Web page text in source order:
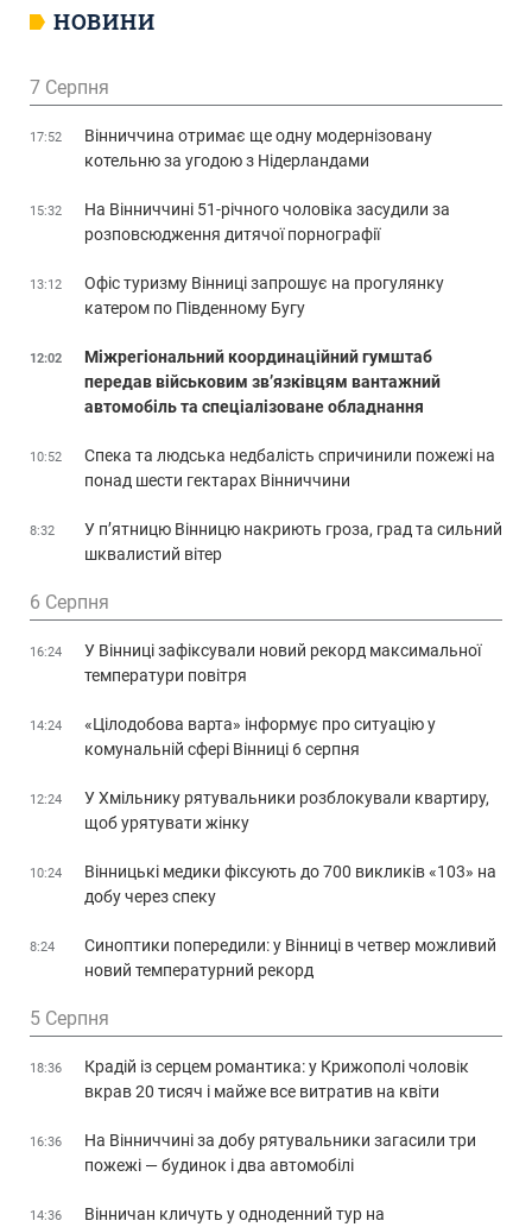
НОВИНИ
7 Серпня
17:52
Вінниччина отримає ще одну модернізовану
котельню за угодою з Нідерландами
15:32
На Вінниччині 51-річного чоловіка засудили за
розповсюдження дитячої порнографії
13:12
Офіс туризму Вінниці запрошує на прогулянку
катером по Південному Бугу
12:02
Міжрегіональний координаційний гумштаб
передав військовим зв’язківцям вантажний
автомобіль та спеціалізоване обладнання
10:52
Спека та людська недбалість спричинили пожежі на
понад шести гектарах Вінниччини
8:32
У п’ятницю Вінницю накриють гроза, град та сильний
шквалистий вітер
6 Серпня
16:24
У Вінниці зафіксували новий рекорд максимальної
температури повітря
14:24
«Цілодобова варта» інформує про ситуацію у
комунальній сфері Вінниці 6 серпня
12:24
У Хмільнику рятувальники розблокували квартиру,
щоб урятувати жінку
10:24
Вінницькі медики фіксують до 700 викликів «103» на
добу через спеку
8:24
Синоптики попередили: у Вінниці в четвер можливий
новий температурний рекорд
5 Серпня
18:36
Крадій із серцем романтика: у Крижополі чоловік
вкрав 20 тисяч і майже все витратив на квіти
16:36
На Вінниччині за добу рятувальники загасили три
пожежі — будинок і два автомобілі
14:36
Вінничан кличуть у одноденний тур на